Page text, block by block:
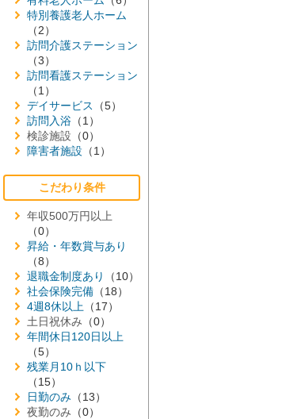
特別養護老人ホーム
（2）
訪問介護ステーション
（3）
訪問看護ステーション
（1）
デイサービス
（5）
訪問入浴 （1）
検診施設 （0）
障害者施設 （1）
こだわり条件
年収500万円以上
（0）
昇給・年数賞与あり
（8）
退職金制度あり
（10）
社会保険完備 （18）
4週8休以上 （17）
土日祝休み （0）
年間休日120日以上
（5）
残業月10ｈ以下
（15）
日勤のみ （13）
夜勤のみ （0）